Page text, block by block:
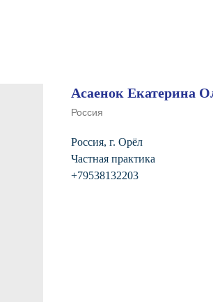
Асаенок Екатерина
Россия
Россия, г. Орёл
Частная практика
+79538132203